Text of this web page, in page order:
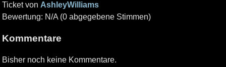
Ticket von AshleyWilliams
Bewertung: N/A (0 abgegebene Stimmen)
Kommentare
Bisher noch keine Kommentare.